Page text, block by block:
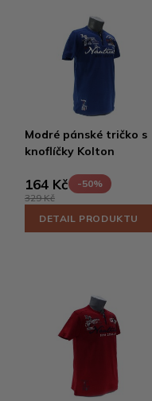
Modré pánské tričko s
knoflíčky Kolton
164 Kč
-50%
329 Kč
DETAIL PRODUKTU